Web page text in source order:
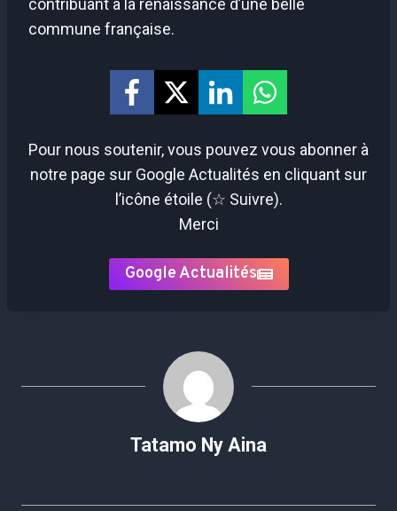
contribuant à la renaissance d’une belle
commune française.
Pour nous soutenir, vous pouvez vous abonner à
notre page sur Google Actualités en cliquant sur
l’icône étoile (☆ Suivre).
Merci
Google Actualités
Tatamo Ny Aina